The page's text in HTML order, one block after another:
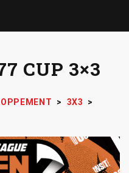
CUP 3×3
> 3X3
>